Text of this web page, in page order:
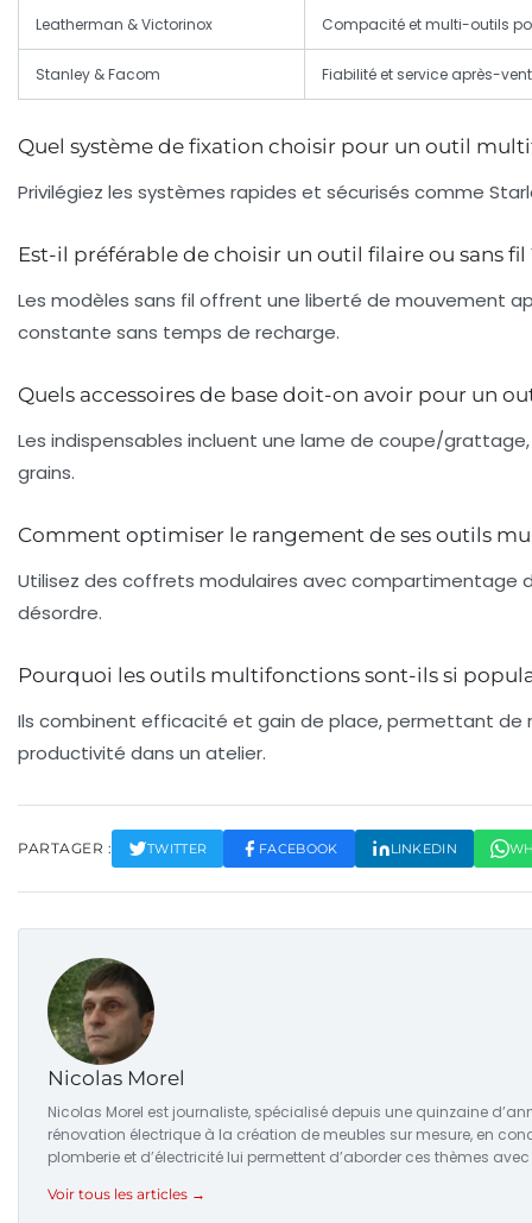
Leatherman & Victorinox Compacité et multi-outils
Stanley & Facom Fiabilité et service après-
Quel système de fixation choisir pour un outil
Privilégiez les systèmes rapides et sécurisés comme
Est-il préférable de choisir un outil filaire ou sans fil
Les modèles sans fil offrent une liberté de mouvement
constante sans temps de recharge.
Quels accessoires de base doit-on avoir pour un
Les indispensables incluent une lame de coupe/
grains.
Comment optimiser le rangement de ses outils
Utilisez des coffrets modulaires avec compartimentage
désordre.
Pourquoi les outils multifonctions sont-ils si
Ils combinent efficacité et gain de place, permettant de
productivité dans un atelier.
PARTAGER : TWITTER FACEBOOK LINKEDIN
Nicolas Morel
Nicolas Morel est journaliste, spécialisé depuis une quinzaine
rénovation électrique à la création de meubles sur mesure, en
plomberie et d’électricité lui permettent d’aborder ces thèmes
Voir tous les articles →